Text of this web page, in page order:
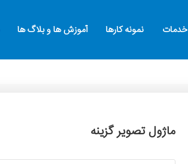
خدمات نمونه کارها آموزش ها و بلاگ ها
ماژول تصویر گزینه